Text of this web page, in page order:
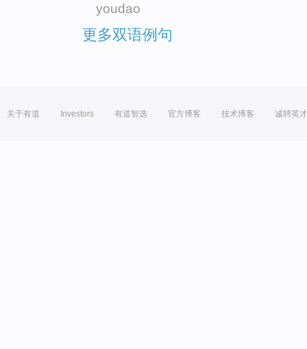
youdao
更多双语例句
关于有道 Investors 有道智选 官方博客 技术博客 诚聘英才